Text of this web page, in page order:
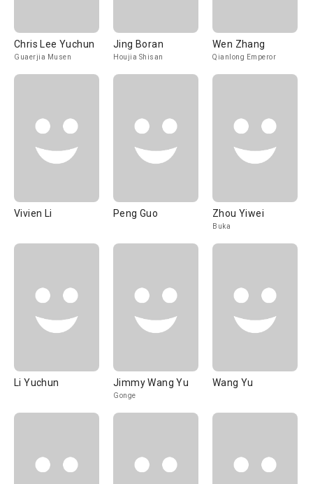
Chris Lee Yuchun
Guaerjia Musen
Jing Boran
Houjia Shisan
Wen Zhang
Qianlong Emperor
Vivien Li Peng Guo Zhou Yiwei
Buka
Li Yuchun Jimmy Wang Yu
Gonge
Wang Yu